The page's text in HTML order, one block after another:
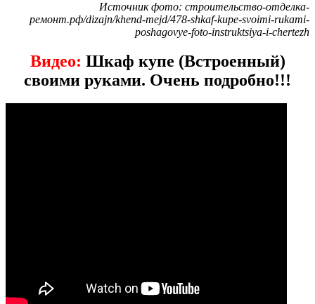
Источник фото: строительство-отделка-
ремонт.рф/dizajn/khend-mejd/478-shkaf-kupe-svoimi-rukami-
poshagovye-foto-instruktsiya-i-chertezh
Видео: Шкаф купе (Встроенный)
своими руками. Очень подробно!!!